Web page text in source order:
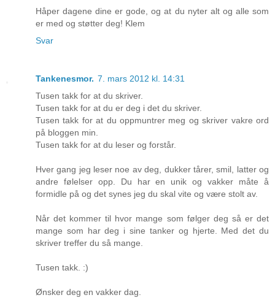
Håper dagene dine er gode, og at du nyter alt og alle som
er med og støtter deg! Klem
Svar
Tankenesmor. 7. mars 2012 kl. 14:31
Tusen takk for at du skriver.
Tusen takk for at du er deg i det du skriver.
Tusen takk for at du oppmuntrer meg og skriver vakre ord
på bloggen min.
Tusen takk for at du leser og forstår.
Hver gang jeg leser noe av deg, dukker tårer, smil, latter og
andre følelser opp. Du har en unik og vakker måte å
formidle på og det synes jeg du skal vite og være stolt av.
Når det kommer til hvor mange som følger deg så er det
mange som har deg i sine tanker og hjerte. Med det du
skriver treffer du så mange.
Tusen takk. :)
Ønsker deg en vakker dag.